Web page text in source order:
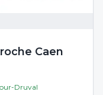
Caen
Druval